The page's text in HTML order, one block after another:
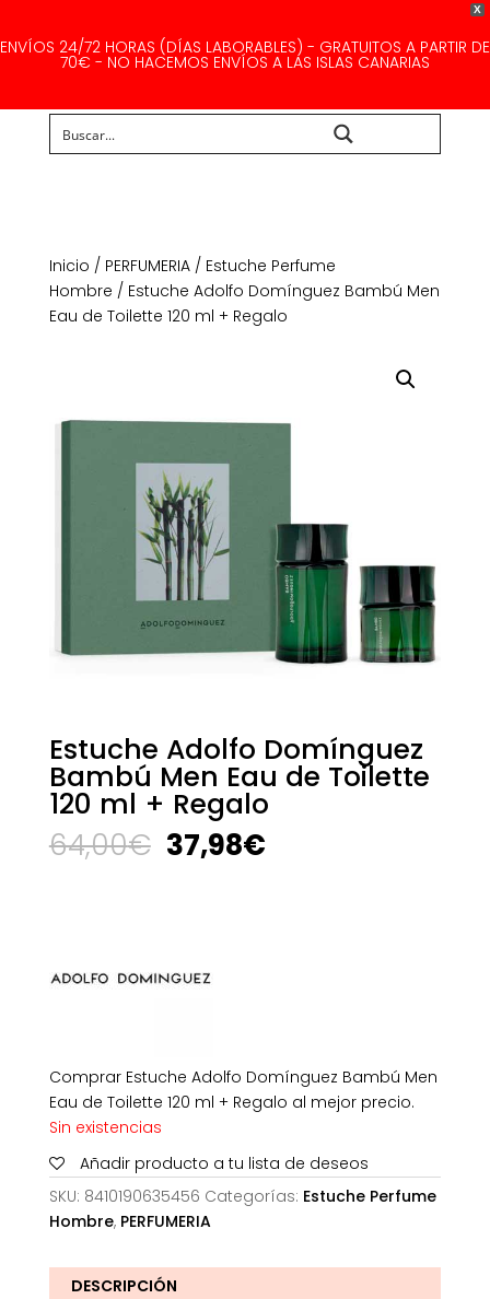
X
ENVÍOS 24/72 HORAS (DÍAS LABORABLES) - GRATUITOS A PARTIR DE
70€ - NO HACEMOS ENVÍOS A LAS ISLAS CANARIAS
Inicio / PERFUMERIA/ Estuche Perfume
Hombre / Estuche Adolfo Domínguez Bambú Men
Eau de Toilette 120 ml + Regalo
Estuche Adolfo Domínguez
Bambú Men Eau de Toilette
120 ml + Regalo
64,00€ El
precio
37,98€El
Comprar Estuche Adolfo Domínguez Bambú Men
Eau de Toilette 120 ml + Regalo al mejor precio.
Sin existencias
Añadir producto a tu lista de deseos
SKU: 8410190635456 Categorías: Estuche Perfume
Hombre, PERFUMERIA
DESCRIPCIÓN